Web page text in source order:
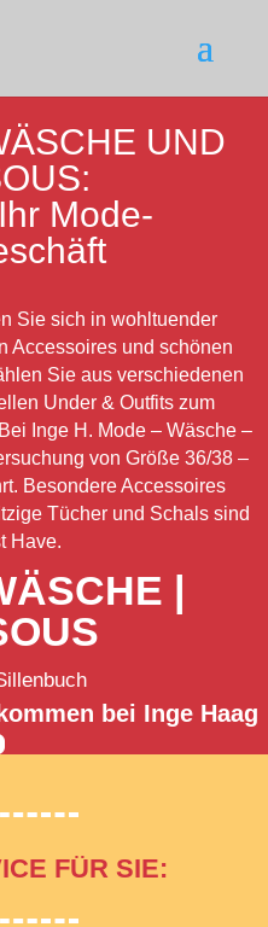
UND
Mode-
Sie sich in wohltuender
Accessoires und schönen
Sie aus verschiedenen
Under & Outfits zum
Inge H. Mode – Wäsche –
von Größe 36/38 –
Besondere Accessoires
Tücher und Schals sind
Have.
|
bei Inge Haag
FÜR SIE: